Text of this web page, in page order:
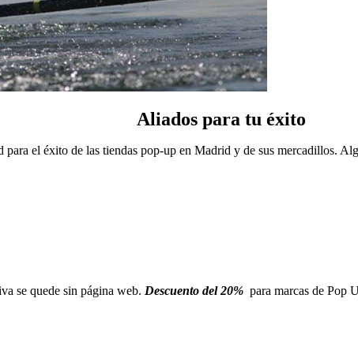
Aliados para tu éxito
el éxito de las tiendas pop-up en Madrid y de sus mercadillos.
se quede sin página web. Descuento del 20% para marcas de Pop